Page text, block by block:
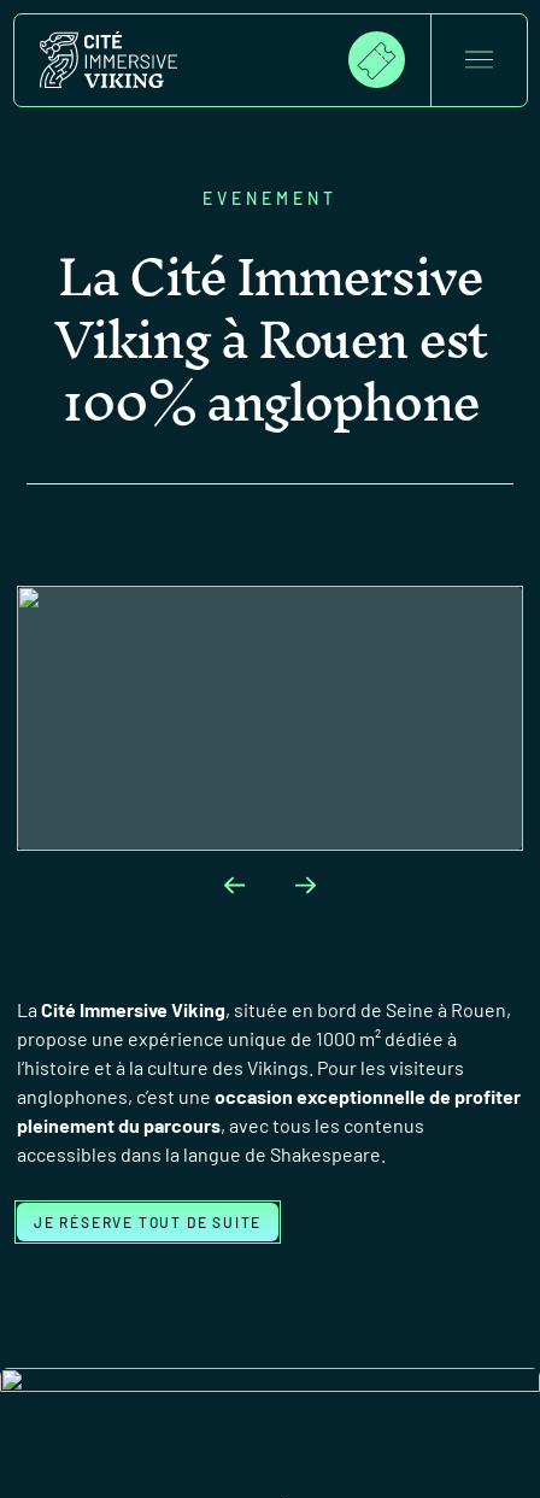
EVENEMENT
La Cité Immersive
Viking à Rouen est
100% anglophone
La Cité Immersive Viking, située en bord de Seine à Rouen,
propose une expérience unique de 1000 m² dédiée à
l’histoire et à la culture des Vikings. Pour les visiteurs
anglophones, c’est une occasion exceptionnelle de profiter
pleinement du parcours, avec tous les contenus
accessibles dans la langue de Shakespeare.
JE RÉSERVE TOUT DE SUITE